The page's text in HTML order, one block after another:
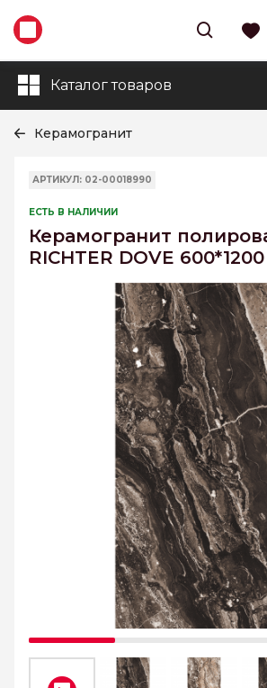
Каталог товаров
Керамогранит
АРТИКУЛ: 02-00018990
ЕСТЬ В НАЛИЧИИ
Керамогранит
RICHTER DOVE 600*1200